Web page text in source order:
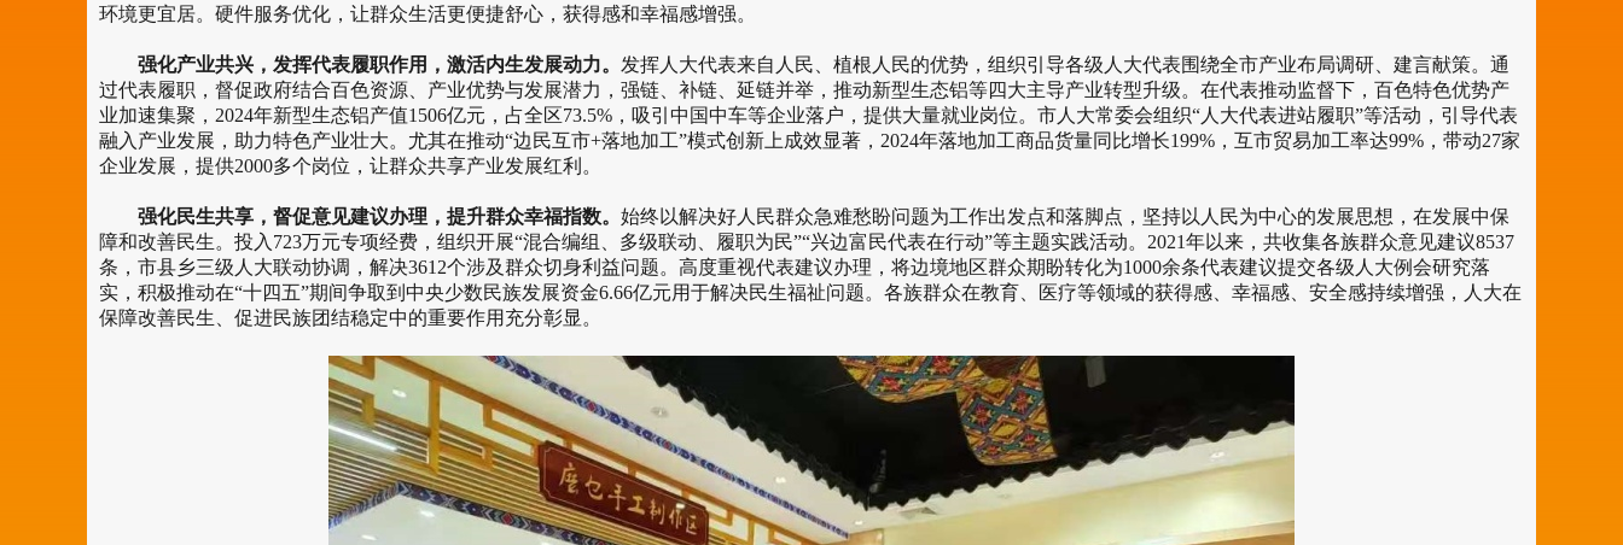
环境更宜居。硬件服务优化，让群众生活更便捷舒心，获得感和幸福感增强。
强化产业共兴，发挥代表履职作用，激活内生发展动力。 发挥人大代表来自人民、植根人民的优势，组织引导各级人大代表围绕全市产业布局调研、建言献策。通
过代表履职，督促政府结合百色资源、产业优势与发展潜力，强链、补链、延链并举，推动新型生态铝等四大主导产业转型升级。在代表推动监督下，百色特色优势产
业加速集聚，2024年新型生态铝产值1506亿元，占全区73.5%，吸引中国中车等企业落户，提供大量就业岗位。市人大常委会组织“人大代表进站履职”等活动，引导代表
融入产业发展，助力特色产业壮大。尤其在推动“边民互市+落地加工”模式创新上成效显著，2024年落地加工商品货量同比增长199%，互市贸易加工率达99%，带动27家
企业发展，提供2000多个岗位，让群众共享产业发展红利。
强化民生共享，督促意见建议办理，提升群众幸福指数。 始终以解决好人民群众急难愁盼问题为工作出发点和落脚点，坚持以人民为中心的发展思想，在发展中保
障和改善民生。投入723万元专项经费，组织开展“混合编组、多级联动、履职为民”“兴边富民代表在行动”等主题实践活动。2021年以来，共收集各族群众意见建议8537
条，市县乡三级人大联动协调，解决3612个涉及群众切身利益问题。高度重视代表建议办理，将边境地区群众期盼转化为1000余条代表建议提交各级人大例会研究落
实，积极推动在“十四五”期间争取到中央少数民族发展资金6.66亿元用于解决民生福祉问题。各族群众在教育、医疗等领域的获得感、幸福感、安全感持续增强，人大在
保障改善民生、促进民族团结稳定中的重要作用充分彰显。